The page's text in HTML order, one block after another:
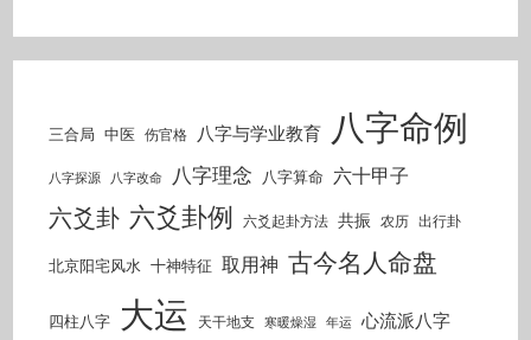
三合局 中医 伤官格 八字与学业教育 八字命例
八字探源 八字改命 八字理念 八字算命 六十甲子
六爻卦 六爻卦例 六爻起卦方法 共振 农历 出行卦
北京阳宅风水 十神特征 取用神 古今名人命盘
四柱八字 大运 天干地支 寒暖燥湿 年运 心流派八字